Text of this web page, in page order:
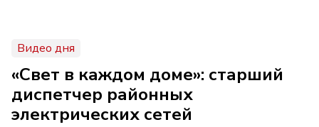
Видео дня
«Свет в каждом доме»: старший
диспетчер районных
электрических сетей